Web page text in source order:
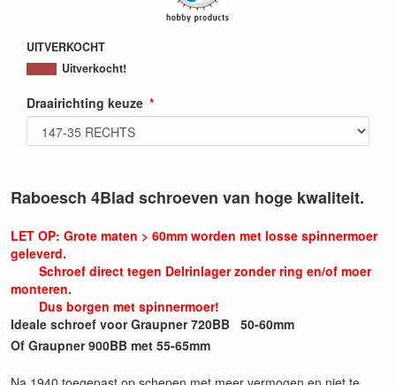
UITVERKOCHT
Uitverkocht!
Draairichting keuze
Raboesch 4Blad schroeven van hoge kwaliteit.
LET OP: Grote maten > 60mm worden met losse spinnermoer
geleverd.
Schroef direct tegen Delrinlager zonder ring en/of moer
monteren.
Dus borgen met spinnermoer!
Ideale schroef voor Graupner 720BB 50-60mm
Of Graupner 900BB met 55-65mm